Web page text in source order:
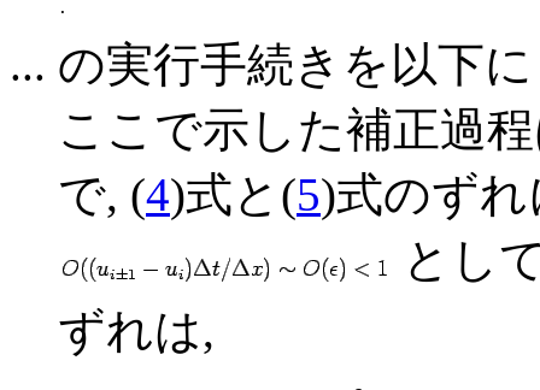
... の実行手続きを以下
ここで示した補正過
で, (4)式と(5)式のず
とし
ずれは,